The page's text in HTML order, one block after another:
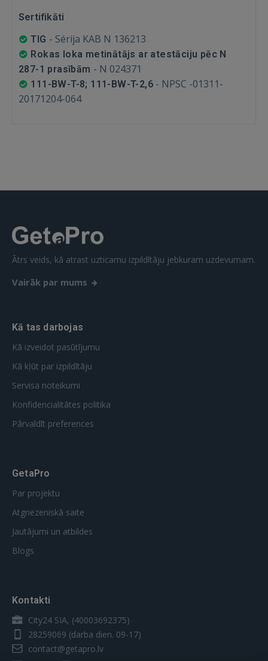
Vēl neesat reģistrējies?
REĢISTRĀCIJA
Sertifikāti
TIG - Sérija KAB N 136213
Rokas loka metinātājs ar atestāciju pēc N
287-1 prasībām - N 024371
111-BW-T-8; 111-BW-T-2,6 - NPSC -01311-
20171204-064
Ātrs veids, kā atrast uzticamu izpildītāju jebkuram uzdevumam.
Vairāk par mums
Kā tas darbojas
Kā izveidot pasūtījumu
Kā kļūt par izpildītāju
Servisa noteikumi
Konfidencialitātes politika
Pārvaldīt preferences
GetaPro
Par projektu
Atgriezeniskā saite
Jautājumi un atbildes
Blogs
Kontakti
City24 SIA, (40003692375)
28259069 (darba dien. 09-17)
contact@getapro.lv